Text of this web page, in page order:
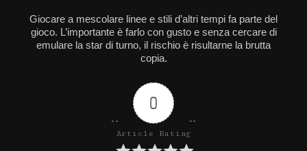
Giocare a mescolare linee e stili d’altri tempi fa parte del
gioco. L’importante è farlo con gusto e senza cercare di
emulare la star di turno, il rischio è risultarne la brutta
copia.
0
Article Rating